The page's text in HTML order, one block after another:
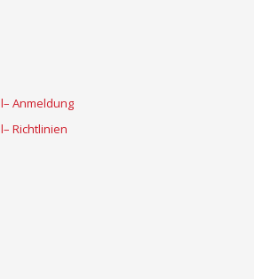
Anmeldung
Richtlinien